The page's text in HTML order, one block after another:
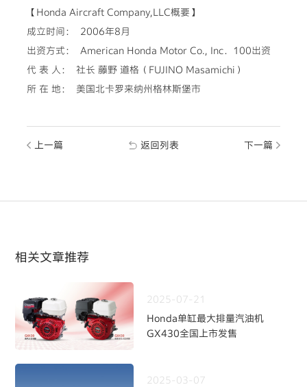
【Honda Aircraft Company,LLC概要】
成立时间： 2006年8月
出资方式： American Honda Motor Co., Inc．100出资
代 表 人： 社长 藤野 道格（FUJINO Masamichi）
所 在 地： 美国北卡罗来纳州格林斯堡市
上一篇 返回列表 下一篇
相关文章推荐
2025-07-21
Honda单缸最大排量汽油机
GX430全国上市发售
2025-03-07